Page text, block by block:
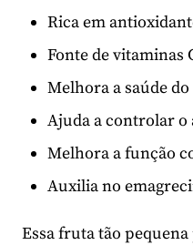
Rica em
Fonte de vitaminas
Melhora a saúde
Ajuda a controlar o
Melhora a função
Auxilia no
Essa fruta tão